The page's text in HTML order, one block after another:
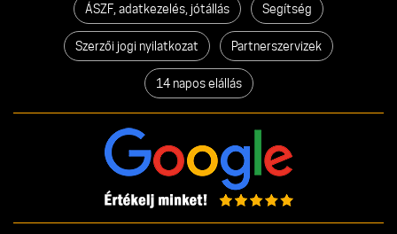
ÁSZF, adatkezelés, jótállás Segítség
Szerzői jogi nyilatkozat Partnerszervizek
14 napos elállás